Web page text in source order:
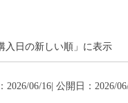
入日の新しい順」に表示
06/16| 公開日：2026/06/